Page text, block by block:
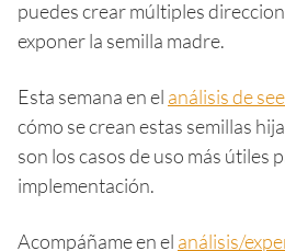
puedes crear múltiples
exponer la semilla madre.
Esta semana en el análisis de
cómo se crean estas semillas
son los casos de uso más útiles
implementación.
Acompáñame en el análisis/